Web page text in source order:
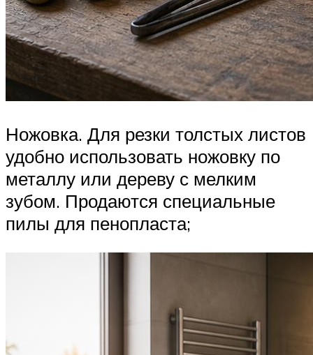
Ножовка. Для резки толстых листов
удобно использовать ножовку по
металлу или дереву с мелким
зубом. Продаются специальные
пилы для пенопласта;